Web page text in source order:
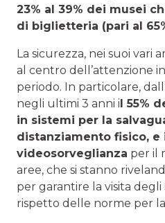
23% al 39% dei musei
di biglietteria (pari al
La sicurezza, nei suoi vari
al centro dell’attenzione
periodo. In particolare,
negli ultimi 3 anni il 55%
in sistemi per la
distanziamento fisico,
videosorveglianza per il
aree, che si stanno
per garantire la visita degli
rispetto delle norme per